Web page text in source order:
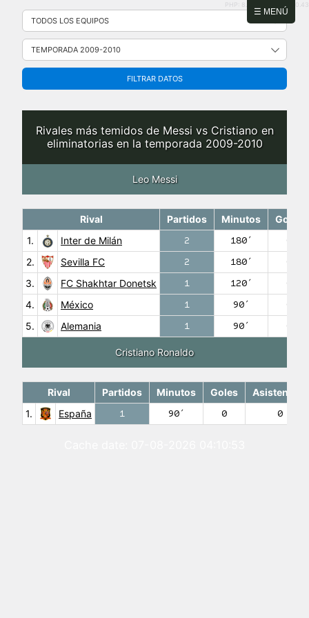
☰ MENÚ
Saltar
contenido
PHP: 8.2.31 | MySQL: 8.0.43
FILTRAR DATOS
Rivales más temidos de Messi vs Cristiano en
eliminatorias en la temporada 2009-2010
Leo Messi
Rival Partidos Minutos
Goles
1.
Inter de Milán 2 180′
0
2.
Sevilla FC 2 180′
0
3.
FC Shakhtar Donetsk 1 120′
0
4.
México 1 90′
0
5.
Alemania 1 90′ 0
Cristiano Ronaldo
Rival Partidos Minutos Goles
Asistencias
1.
España 1 90′ 0 0